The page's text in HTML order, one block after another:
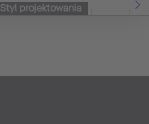
Styl projektowania